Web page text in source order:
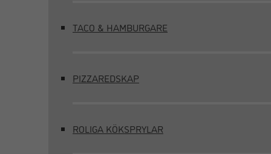
TACO & HAMBURGARE
PIZZAREDSKAP
ROLIGA KÖKSPRYLAR